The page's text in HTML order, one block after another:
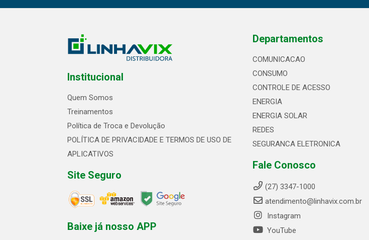
Institucional
Quem Somos
Treinamentos
Política de Troca e Devolução
POLÍTICA DE PRIVACIDADE E TERMOS DE USO DE
APLICATIVOS
Site Seguro
Baixe já nosso APP
Departamentos
COMUNICACAO
CONSUMO
CONTROLE DE ACESSO
ENERGIA
ENERGIA SOLAR
REDES
SEGURANCA ELETRONICA
Fale Conosco
(27) 3347-1000
atendimento@linhavix.com.br
Instagram
YouTube